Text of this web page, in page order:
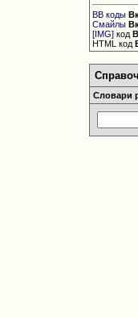
BB коды
Смайлы
[IMG] код
HTML код
Словари